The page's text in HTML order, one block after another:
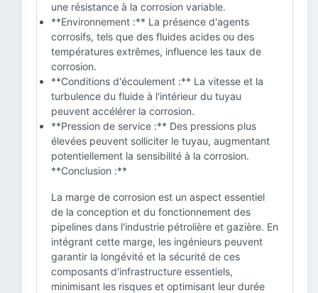
une résistance à la corrosion variable.
**Environnement :** La présence d'agents
corrosifs, tels que des fluides acides ou des
températures extrêmes, influence les taux de
corrosion.
**Conditions d'écoulement :** La vitesse et la
turbulence du fluide à l'intérieur du tuyau
peuvent accélérer la corrosion.
**Pression de service :** Des pressions plus
élevées peuvent solliciter le tuyau, augmentant
potentiellement la sensibilité à la corrosion.
**Conclusion :**
La marge de corrosion est un aspect essentiel
de la conception et du fonctionnement des
pipelines dans l'industrie pétrolière et gazière. En
intégrant cette marge, les ingénieurs peuvent
garantir la longévité et la sécurité de ces
composants d'infrastructure essentiels,
minimisant les risques et optimisant leur durée